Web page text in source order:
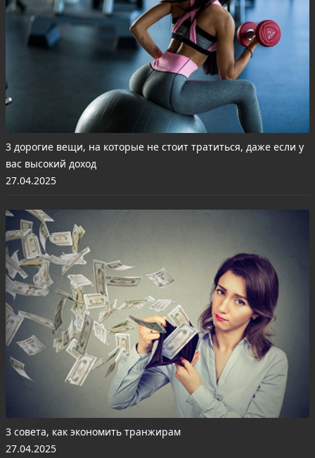
3 дорогие вещи, на которые не стоит тратиться, даже если у
вас высокий доход
27.04.2025
3 совета, как экономить транжирам
27.04.2025